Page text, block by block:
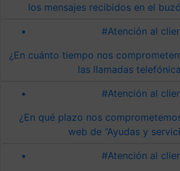
los mensajes recibidos en el
#Atención al
¿En cuánto tiempo nos
las llamadas
#Atención al
¿En qué plazo nos
web de “Ayudas y
#Atención al